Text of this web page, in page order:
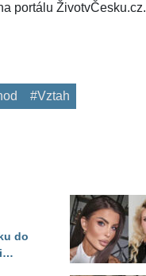
portálu ŽivotvČesku.cz.
#Vztah
do